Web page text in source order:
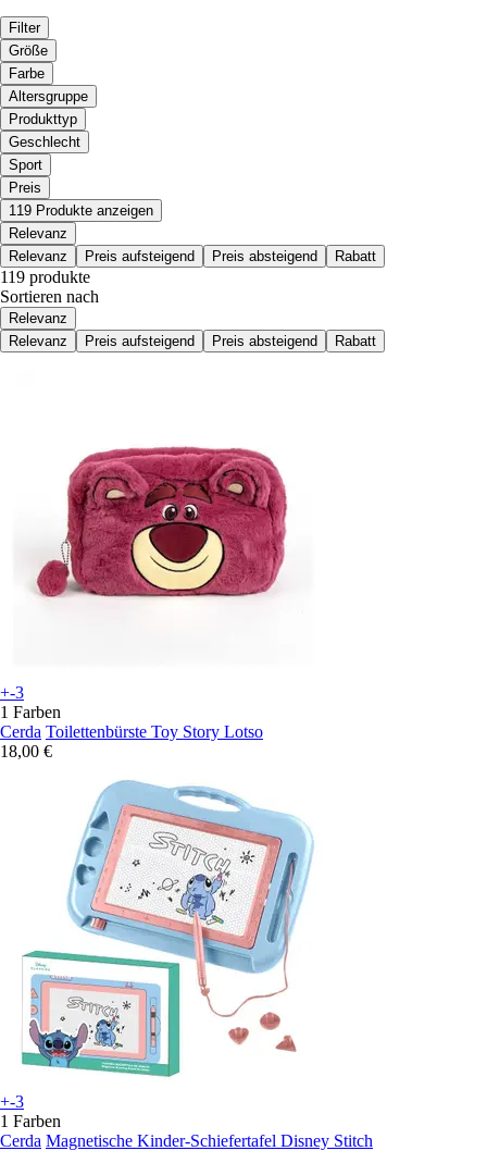
Filter
Größe
Farbe
Altersgruppe
Produkttyp
Geschlecht
Sport
Preis
119 Produkte anzeigen
Relevanz
Relevanz
Preis aufsteigend Preis absteigend Rabatt
119 produkte
Sortieren nach
Relevanz
Relevanz
Preis aufsteigend Preis absteigend Rabatt
+-3
1 Farben
Cerda Toilettenbürste Toy Story Lotso
18,00 €
+-3
1 Farben
Cerda Magnetische Kinder-Schiefertafel Disney Stitch